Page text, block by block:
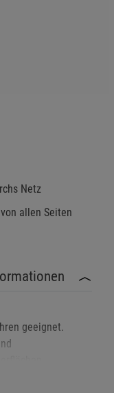
Netz
allen Seiten
geeignet.